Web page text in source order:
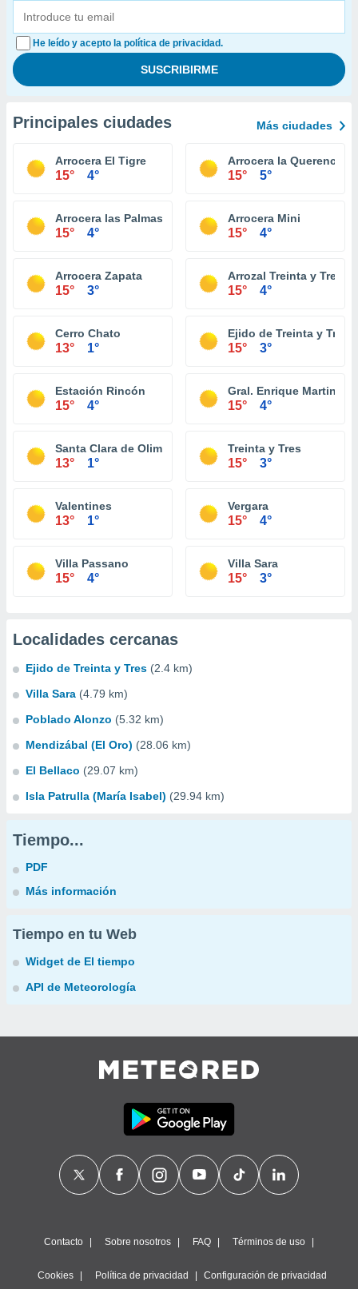
He leído y acepto la política de privacidad.
Principales ciudades Más ciudades
Arrocera El Tigre
15° 4°
Arrocera la Querencia
15° 5°
Arrocera las Palmas
15° 4°
Arrocera Mini
15° 4°
Arrocera Zapata
15° 3°
Arrozal Treinta y Tres
15° 4°
Cerro Chato
13° 1°
Ejido de Treinta y Tres
15° 3°
Estación Rincón
15° 4°
Gral. Enrique Martinez
15° 4°
Santa Clara de Olimar
13° 1°
Treinta y Tres
15° 3°
Valentines
13° 1°
Vergara
15° 4°
Villa Passano
15° 4°
Villa Sara
15° 3°
Localidades cercanas
Ejido de Treinta y Tres (2.4 km)
Villa Sara (4.79 km)
Poblado Alonzo (5.32 km)
Mendizábal (El Oro) (28.06 km)
El Bellaco (29.07 km)
Isla Patrulla (María Isabel) (29.94 km)
Tiempo...
PDF
Más información
Tiempo en tu Web
Widget de El tiempo
API de Meteorología
Contacto Sobre nosotros FAQ Términos de uso
Cookies Política de privacidad Configuración de privacidad